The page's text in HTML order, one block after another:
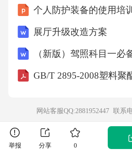
外环绕地球运行的过程中，它
大于、小于、等于）它在远地
大、变
个人防护装备的使用培训
展厅升级改造方案
网站客服QQ:2881952447 联系
举报 分享 0